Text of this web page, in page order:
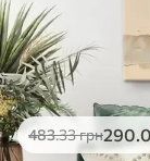
483.33грн290